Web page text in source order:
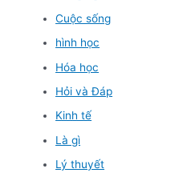
Cuộc sống
hình học
Hóa học
Hỏi và Đáp
Kinh tế
Là gì
Lý thuyết